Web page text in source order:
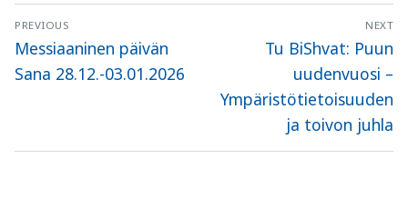
Artikkelien
selaus
PREVIOUS
Previous
post:
Messiaaninen päivän
Sana 28.12.-03.01.2026
NEXT
Next
post:
Tu BiShvat: Puun
uudenvuosi –
Ympäristötietoisuuden
ja toivon juhla